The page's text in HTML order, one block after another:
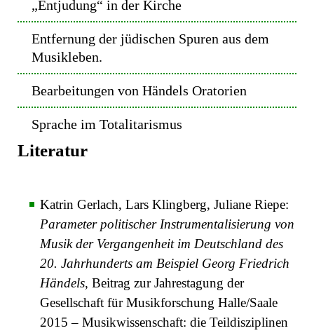
„Entjudung“ in der Kirche
Entfernung der jüdischen Spuren aus dem
Musikleben.
Bearbeitungen von Händels Oratorien
Sprache im Totalitarismus
Literatur
Katrin Gerlach, Lars Klingberg, Juliane Riepe:
Parameter politischer Instrumentalisierung von
Musik der Vergangenheit im Deutschland des
20. Jahrhunderts am Beispiel Georg Friedrich
Händels, Beitrag zur Jahrestagung der
Gesellschaft für Musikforschung Halle/Saale
2015 – Musikwissenschaft: die Teildisziplinen